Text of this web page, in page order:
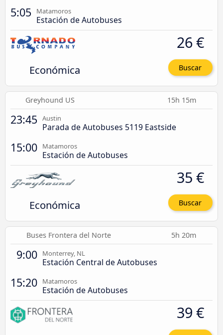
5:05 Matamoros
Estación de Autobuses
Económica
26 €
Buscar
Greyhound US 15h 15m
23:45 Austin
Parada de Autobuses 5119 Eastside
15:00 Matamoros
Estación de Autobuses
Económica
35 €
Buscar
Buses Frontera del Norte 5h 20m
9:00 Monterrey, NL
Estación Central de Autobuses
15:20 Matamoros
Estación de Autobuses
39 €